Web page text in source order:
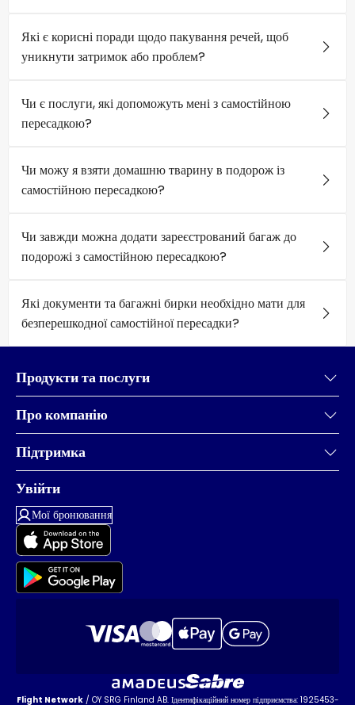
Які є корисні поради щодо пакування речей, щоб
уникнути затримок або проблем?
Чи є послуги, які допоможуть мені з самостійною
пересадкою?
Чи можу я взяти домашню тварину в подорож із
самостійною пересадкою?
Чи завжди можна додати зареєстрований багаж до
подорожі з самостійною пересадкою?
Які документи та багажні бирки необхідно мати для
безперешкодної самостійної пересадки?
Продукти та послуги
Про компанію
Підтримка
Увійти
Мої бронювання
Flight Network/ OY SRG Finland AB. Ідентифікаційний номер підприємства: 1925453-